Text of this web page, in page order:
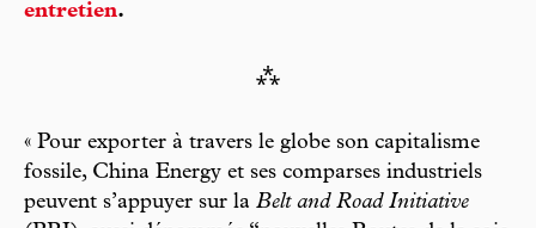
entretien.
⁂
« Pour exporter à travers le globe son capitalisme
fossile, China Energy et ses comparses industriels
peuvent s’appuyer sur la Belt and Road Initiative